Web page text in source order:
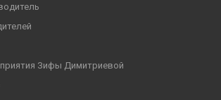
Зифы Димитриевой